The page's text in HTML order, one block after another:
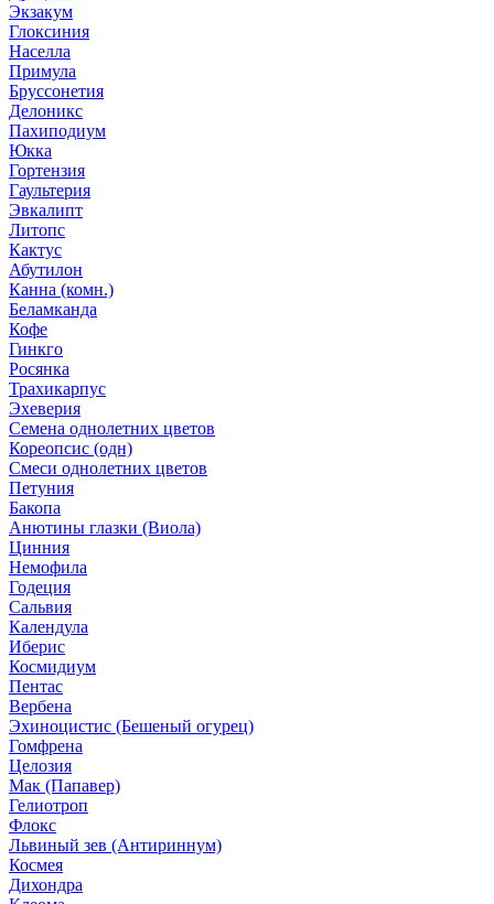
Экзакум
Глоксиния
Населла
Примула
Бруссонетия
Делоникс
Пахиподиум
Юкка
Гортензия
Гаультерия
Эвкалипт
Литопс
Кактус
Абутилон
Канна (комн.)
Беламканда
Кофе
Гинкго
Росянка
Трахикарпус
Эхеверия
Семена однолетних цветов
Кореопсис (одн)
Смеси однолетних цветов
Петуния
Бакопа
Анютины глазки (Виола)
Цинния
Немофила
Годеция
Сальвия
Календула
Иберис
Космидиум
Пентас
Вербена
Эхиноцистис (Бешеный огурец)
Гомфрена
Целозия
Мак (Папавер)
Гелиотроп
Флокс
Львиный зев (Антириннум)
Космея
Дихондра